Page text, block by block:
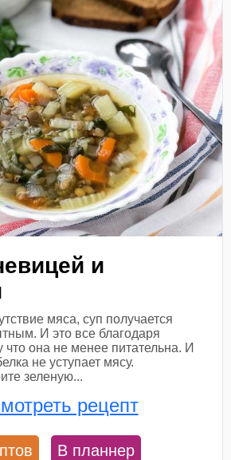
и
мяса, суп получается
И это все благодаря
что она не менее питательна. И
не уступает мясу.
зеленую...
рецепт
В планнер